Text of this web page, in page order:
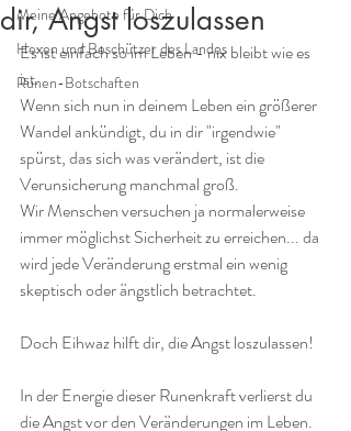
Meine Angebote für Dich
Hexen und Beschützer des Landes
Runen-Botschaften
dir, Angst loszulassen
Es ist einfach so im Leben - nix bleibt wie es
ist.
Wenn sich nun in deinem Leben ein größerer
Wandel ankündigt, du in dir "irgendwie"
spürst, das sich was verändert, ist die
Verunsicherung manchmal groß.
Wir Menschen versuchen ja normalerweise
immer möglichst Sicherheit zu erreichen... da
wird jede Veränderung erstmal ein wenig
skeptisch oder ängstlich betrachtet.
Doch Eihwaz hilft dir, die Angst loszulassen!
In der Energie dieser Runenkraft verlierst du
die Angst vor den Veränderungen im Leben.